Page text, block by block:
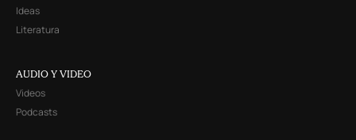
Ideas
Literatura
AUDIO Y VIDEO
Videos
Podcasts